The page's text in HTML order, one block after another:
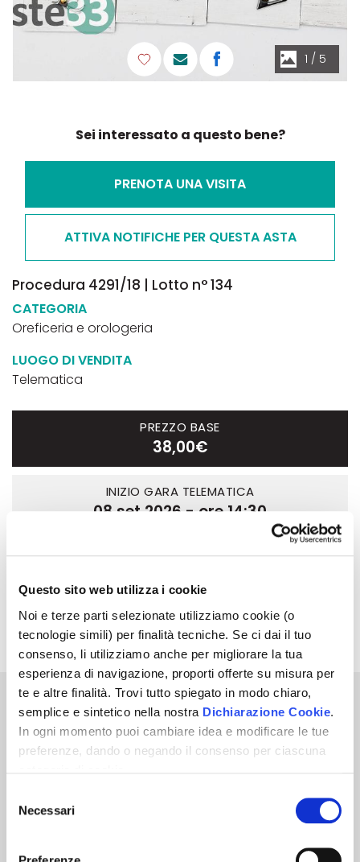
Questo sito web utilizza i cookie
Noi e terze parti selezionate utilizziamo cookie (o
tecnologie simili) per finalità tecniche. Se ci dai il tuo
consenso, li utilizziamo anche per migliorare la tua
esperienza di navigazione, proporti offerte su misura per
te e altre finalità. Trovi tutto spiegato in modo chiaro,
semplice e sintetico nella nostra Dichiarazione Cookie.
In ogni momento puoi cambiare idea e modificare le tue
preferenze, dando o negando il consenso per ciascuna
chiaro, semplice e sintetico, vai a vedere la nostra
"Accetto tutti i cookie"se
vuoi dare il tuo consenso, altrimenti spunta le categorie e
delNecessari
1 / 5
Sei interessato a questo bene?
PRENOTA UNA VISITA
ATTIVA NOTIFICHE PER QUESTA ASTA
Procedura 4291/18 | Lotto n° 134
CATEGORIA
Oreficeria e orologeria
LUOGO DI VENDITA
Telematica
PREZZO BASE
38,00€
INIZIO GARA TELEMATICA
08 set 2026 - ore 14:30
FINE GARA TELEMATICA
Avviso di Vendita Pdf | 0.3 MB
Prezzo base38,00€
Per partecipare a questa Asta Telematica
Inoltre, per partecipare è obbligatorio
depositare il
% della base d'asta a titolo di